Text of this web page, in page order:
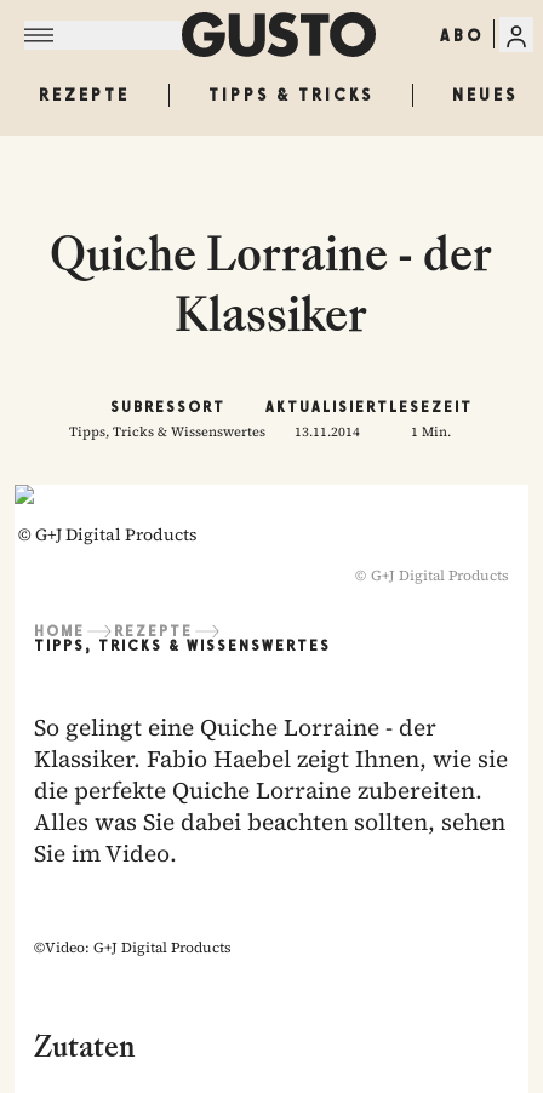
ABO
REZEPTE TIPPS & TRICKS NEUES
Quiche Lorraine - der
Klassiker
SUBRESSORT
Tipps, Tricks & Wissenswertes
AKTUALISIERT
13.11.2014
LESEZEIT
1 Min.
©G+J Digital Products
© G+J Digital Products
HOME
REZEPTE
TIPPS, TRICKS & WISSENSWERTES
So gelingt eine Quiche Lorraine - der
Klassiker. Fabio Haebel zeigt Ihnen, wie sie
die perfekte Quiche Lorraine zubereiten.
Alles was Sie dabei beachten sollten, sehen
Sie im Video.
©Video: G+J Digital Products
Zutaten